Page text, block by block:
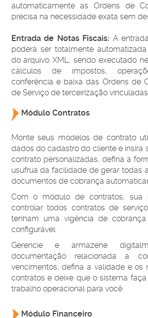
automaticamente as Ordens de
precisa na necessidade exata sem
Entrada de Notas Fiscais: A
poderá ser totalmente
do arquivo XML, sendo executado
cálculos de impostos,
conferência e baixa das Ordens de
de Serviço de terceirização
Módulo Contratos
Monte seus modelos de contrato
dados do cadastro do cliente e insira
contrato personalizadas, defina a
usufrua da facilidade de gerar todas
documentos de cobrança
Com o módulo de contratos, sua
controlar todos contratos de
tenham uma vigência de
configurável.
Gerencie e armazene
documentação relacionada a
vencimentos, defina a validade e os
contratos e deixe que o sistema
trabalho operacional para você.
Módulo Financeiro